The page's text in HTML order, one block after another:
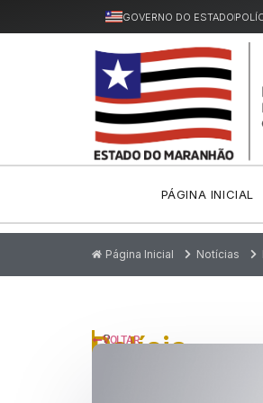
GOVERNO DO ESTADO
PÁGINA INICIAL
Página Inicial Notícias
P
Polícia
VOLTAR